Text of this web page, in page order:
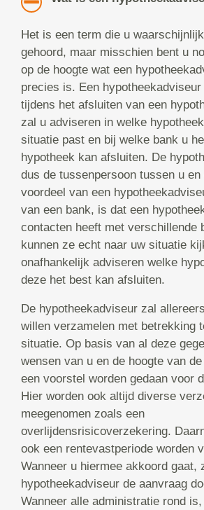
Het is een term die u
gehoord, maar misschien bent u
op de hoogte wat een
precies is. Een
tijdens het afsluiten van een
zal u adviseren in welke
situatie past en bij welke bank u
hypotheek kan afsluiten. De
dus de tussenpersoon tussen u
voordeel van een
van een bank, is dat een
contacten heeft met verschillende
kunnen ze echt naar uw situatie
onafhankelijk adviseren welke
deze het best kan afsluiten.
De hypotheekadviseur zal
willen verzamelen met betrekking
situatie. Op basis van al deze
wensen van u en de hoogte van
een voorstel worden gedaan voor
Hier worden ook altijd diverse
meegenomen zoals een
overlijdensrisicoverzekering.
ook een rentevastperiode worden
Wanneer u hiermee akkoord gaat,
hypotheekadviseur de aanvraag
Wanneer alle administratie rond